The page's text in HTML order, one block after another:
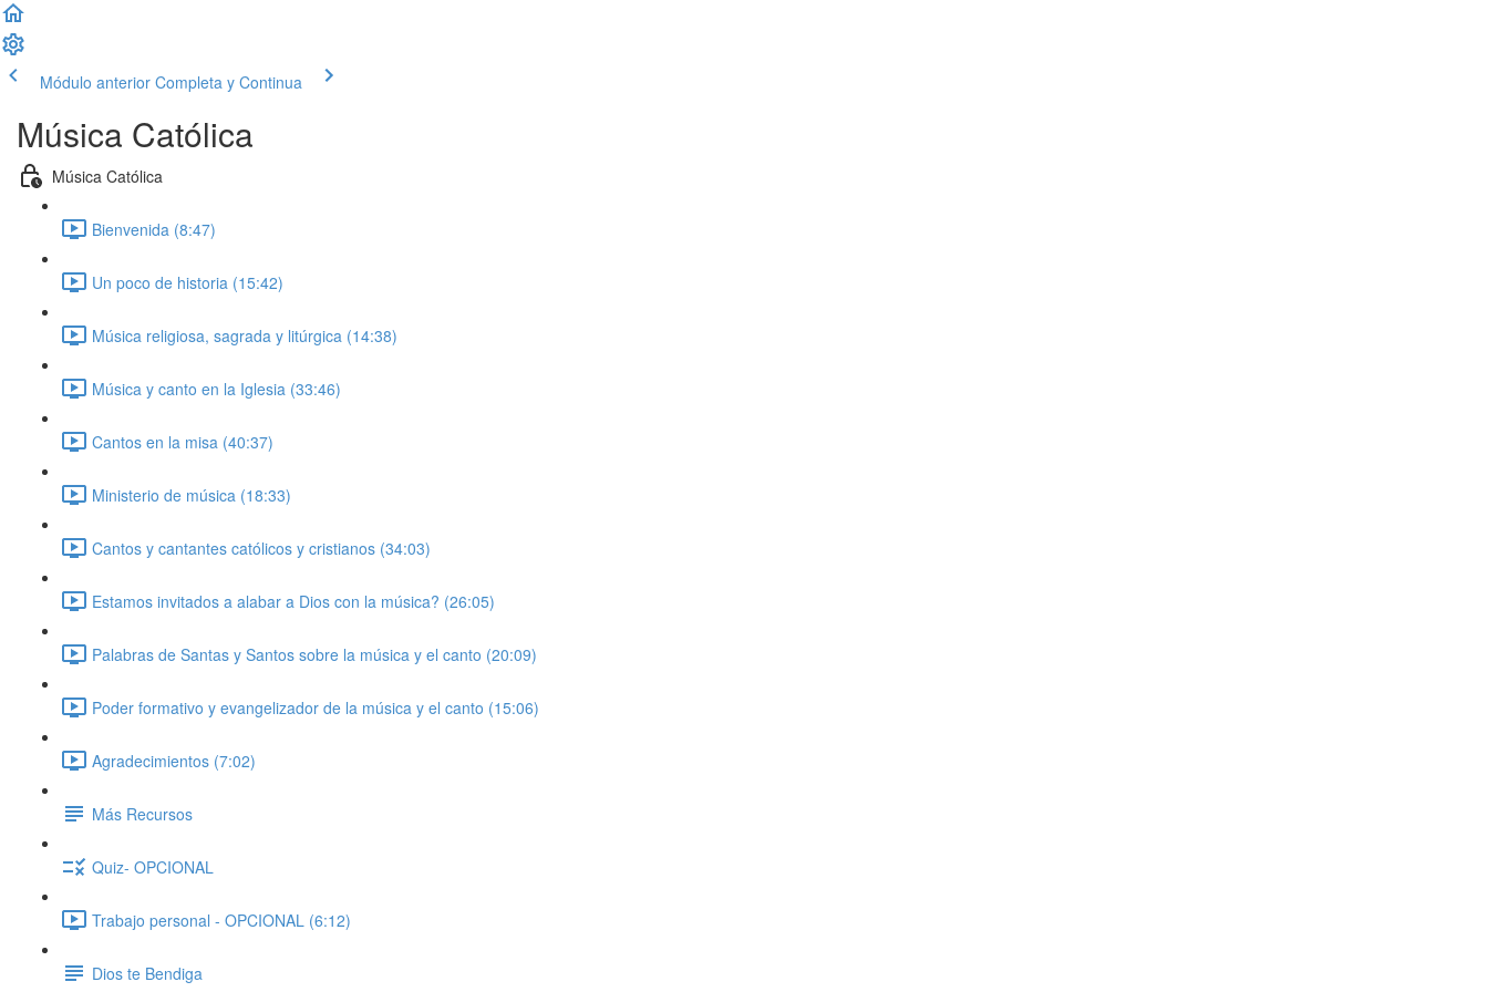
Módulo anterior Completa y Continua
Música Católica
Música Católica
Bienvenida (8:47)
Un poco de historia (15:42)
Música religiosa, sagrada y litúrgica (14:38)
Música y canto en la Iglesia (33:46)
Cantos en la misa (40:37)
Ministerio de música (18:33)
Cantos y cantantes católicos y cristianos (34:03)
Estamos invitados a alabar a Dios con la música? (26:05)
Palabras de Santas y Santos sobre la música y el canto (20:09)
Poder formativo y evangelizador de la música y el canto (15:06)
Agradecimientos (7:02)
Más Recursos
Quiz- OPCIONAL
Trabajo personal - OPCIONAL (6:12)
Dios te Bendiga